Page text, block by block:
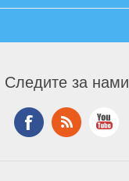
Следите за нами